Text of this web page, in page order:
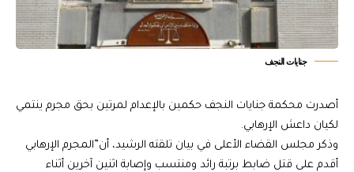
جنايات النجف
أصدرت محكمة جنايات النجف حكمين بالإعدام لمرتين بحق مجرم ينتمي
لكيان داعش الإرهابي.
وذكر مجلس القضاء الأعلى في بيان تلقته الرشيد، أن”المجرم الإرهابي
أقدم على قتل ضابط برتبة رائد ومنتسب وإصابة اثنين آخرين أثناء